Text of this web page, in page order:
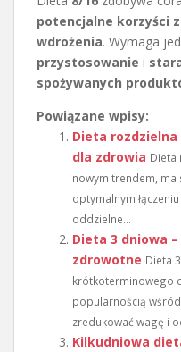
potencjalne korzyści
wdrożenia. Wymaga
przystosowanie i
spożywanych
Powiązane wpisy:
Dieta rozdzielna
dla zdrowia Dieta
nowym trendem, ma
optymalnym
oddzielne...
Dieta 3 dniowa
zdrowotne Dieta
krótkoterminowego
popularnością
zredukować wagę i
Kilkudniowa